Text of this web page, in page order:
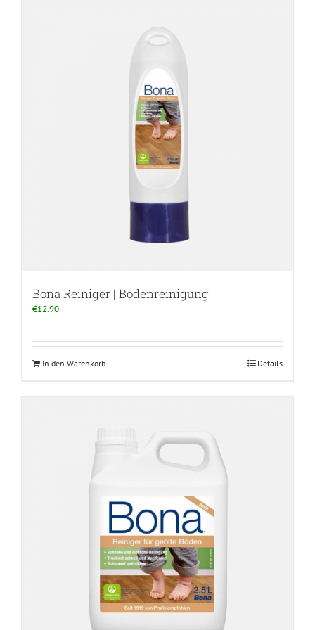
Bona Reiniger | Bodenreinigung
€12.90
In den Warenkorb Details